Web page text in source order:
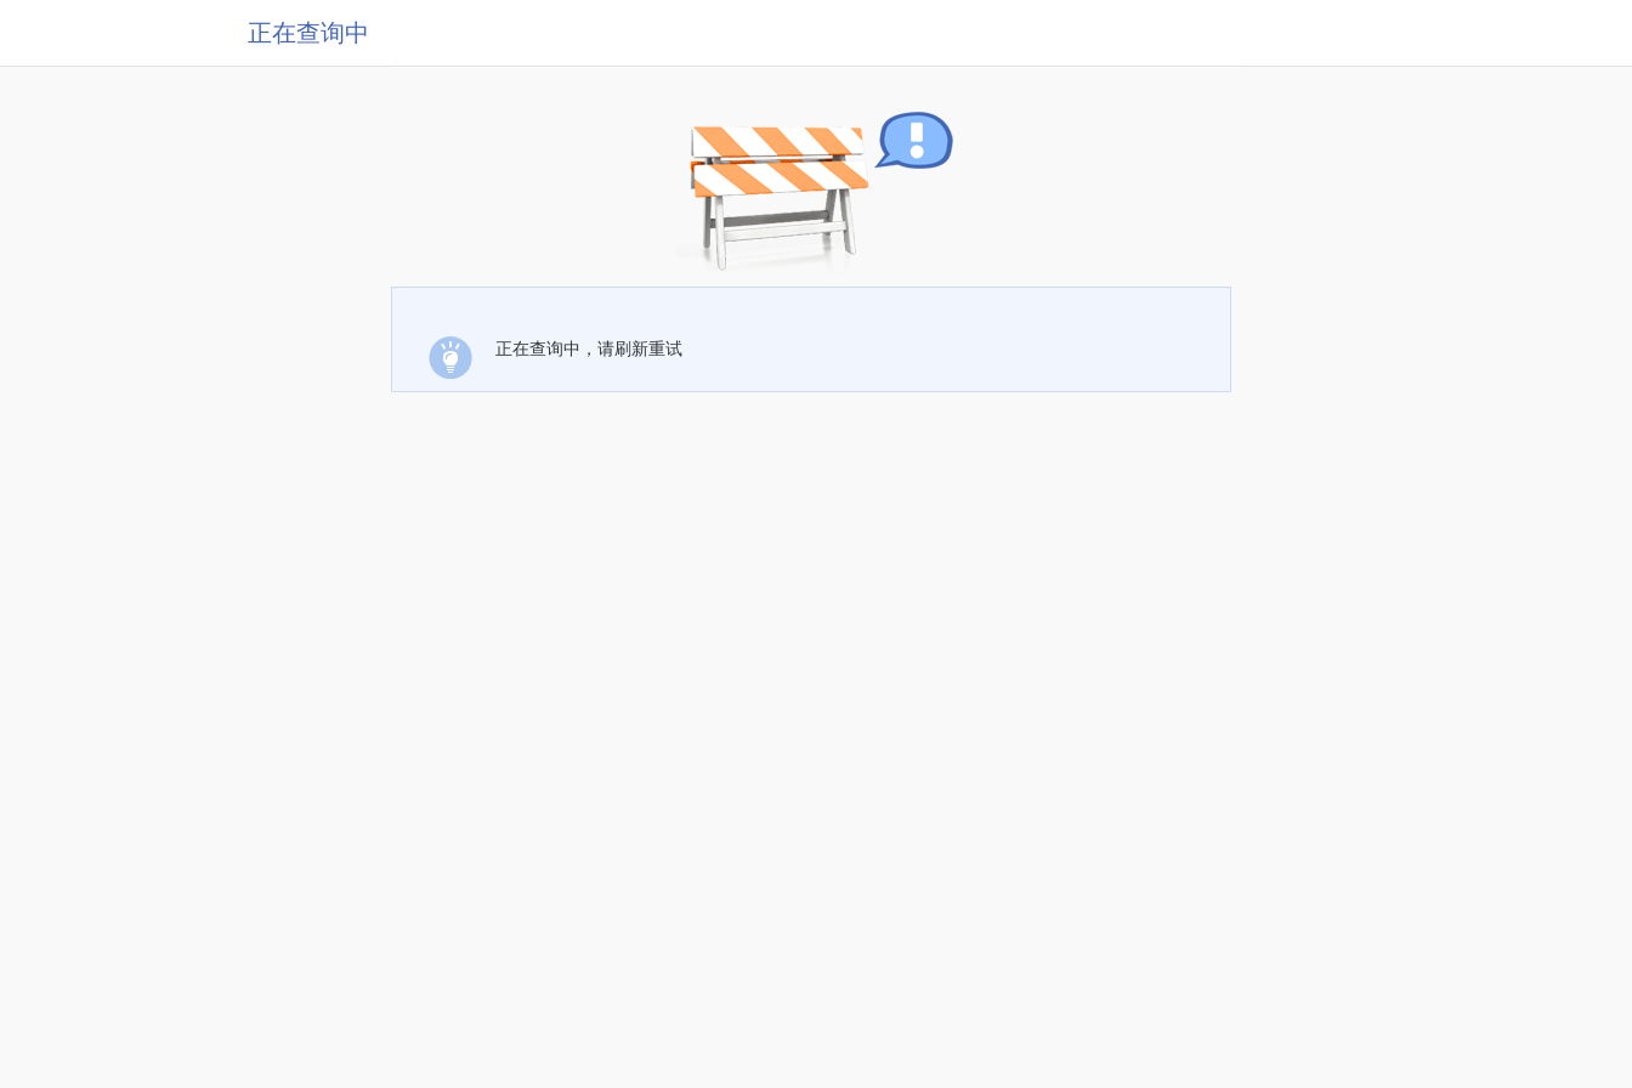
正在查询中
正在查询中，请刷新重试